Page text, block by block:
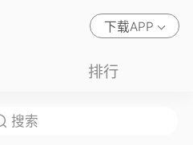
下载APP
排行